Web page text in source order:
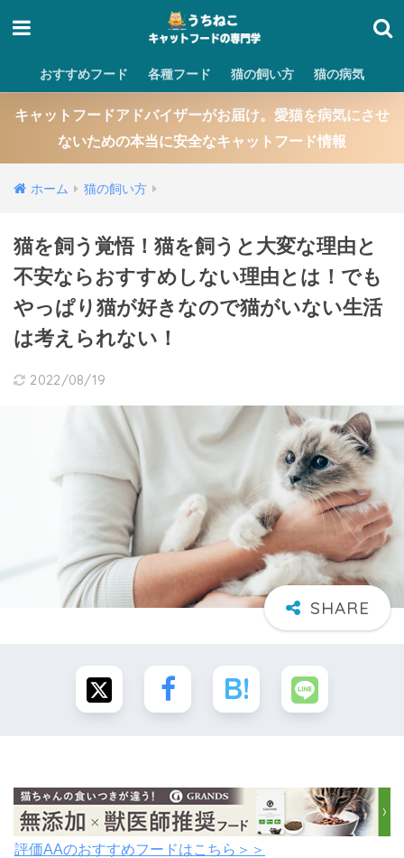
おすすめフード 各種フード 猫の飼い方 猫の病気
キャットフードアドバイザーがお届け。愛猫を病気にさせ
ないための本当に安全なキャットフード情報
ホーム 猫の飼い方
猫を飼う覚悟！猫を飼うと大変な理由と
不安ならおすすめしない理由とは！でも
やっぱり猫が好きなので猫がいない生活
は考えられない！
2022/08/19
評価AAのおすすめフードはこちら＞＞